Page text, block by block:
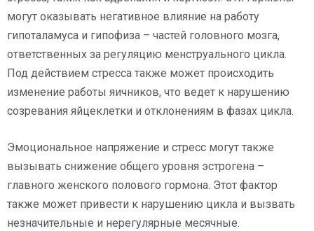
могут оказывать негативное влияние на работу
гипоталамуса и гипофиза – частей головного мозга,
ответственных за регуляцию менструального цикла.
Под действием стресса также может происходить
изменение работы яичников, что ведет к нарушению
созревания яйцеклетки и отклонениям в фазах цикла.
Эмоциональное напряжение и стресс могут также
вызывать снижение общего уровня эстрогена –
главного женского полового гормона. Этот фактор
также может привести к нарушению цикла и вызвать
незначительные и нерегулярные месячные.